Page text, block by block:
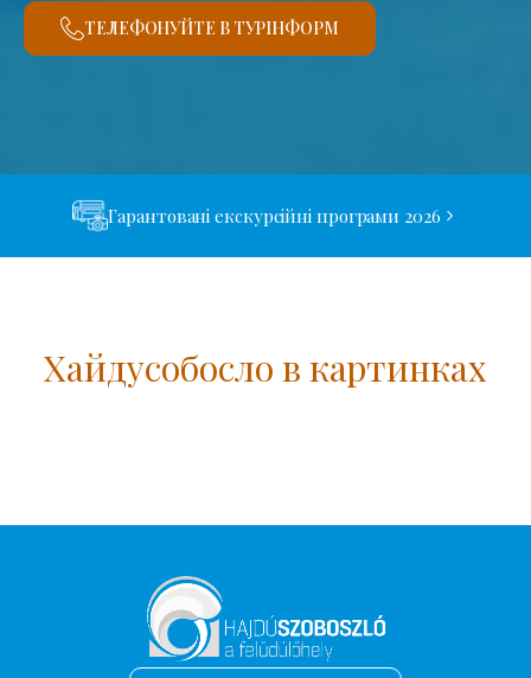
ТЕЛЕФОНУЙТЕ В ТУРІНФОРМ
Гарантовані екскурсійні програми 2026
Хайдусобосло в картинках